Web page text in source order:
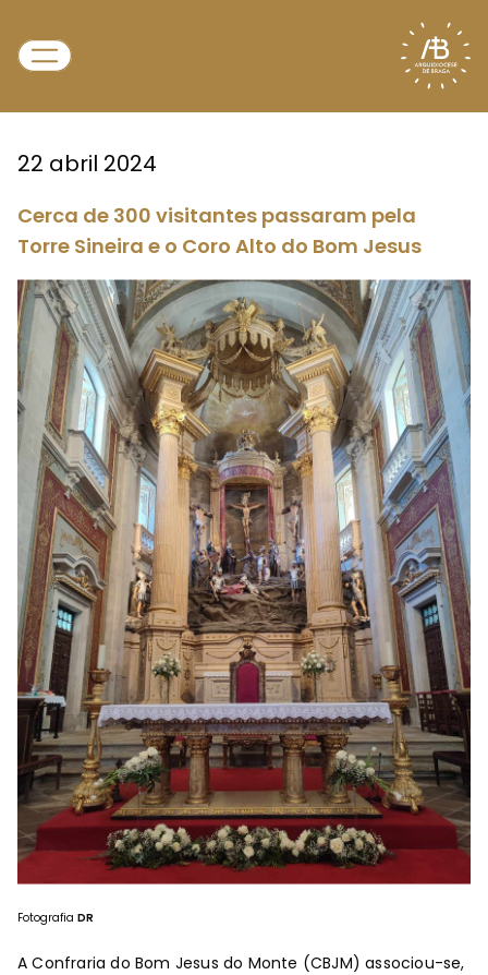
22 abril 2024
Cerca de 300 visitantes passaram pela
Torre Sineira e o Coro Alto do Bom Jesus
Fotografia DR
A Confraria do Bom Jesus do Monte (CBJM) associou-se,